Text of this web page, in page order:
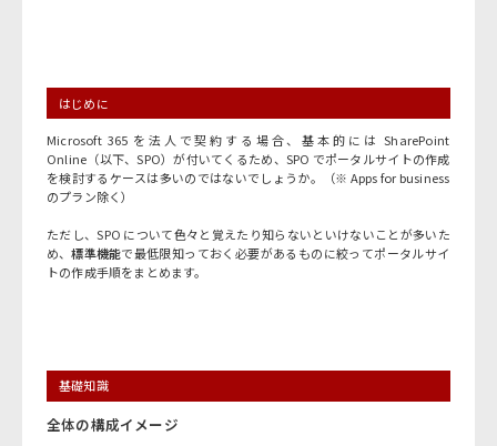
はじめに
Microsoft 365 を法人で契約する場合、基本的には SharePoint
Online（以下、SPO）が付いてくるため、SPO でポータルサイトの作成
を検討するケースは多いのではないでしょうか。（※ Apps for business
のプラン除く）
ただし、SPO について色々と覚えたり知らないといけないことが多いた
め、標準機能で最低限知っておく必要があるものに絞ってポータルサイ
トの作成手順をまとめます。
基礎知識
全体の構成イメージ